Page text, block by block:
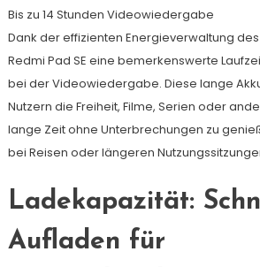
Bis zu 14 Stunden Videowiedergabe
Dank der effizienten Energieverwaltung
Redmi Pad SE eine bemerkenswerte
bei der Videowiedergabe. Diese lange
Nutzern die Freiheit, Filme, Serien oder
lange Zeit ohne Unterbrechungen zu
bei Reisen oder längeren
Ladekapazität:
Aufladen für